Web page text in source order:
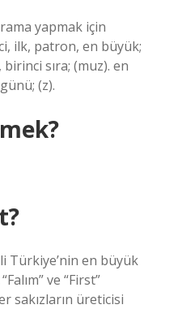
yapmak için
ilk, patron, en büyük;
sıra; (muz). en
(z).
Türkiye’nin en büyük
ve “First”
sakızların üreticisi